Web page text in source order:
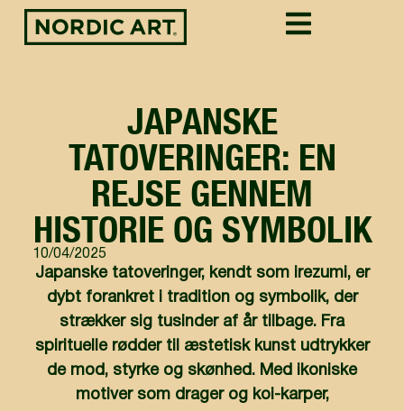
JAPANSKE
TATOVERINGER: EN
REJSE GENNEM
HISTORIE OG SYMBOLIK
10/04/2025
Japanske tatoveringer, kendt som irezumi, er
dybt forankret i tradition og symbolik, der
strækker sig tusinder af år tilbage. Fra
spirituelle rødder til æstetisk kunst udtrykker
de mod, styrke og skønhed. Med ikoniske
motiver som drager og koi-karper,